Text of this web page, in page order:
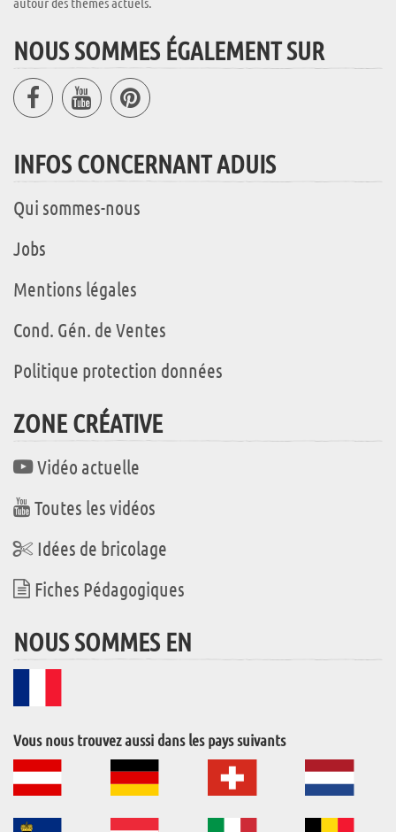
NOUS SOMMES ÉGALEMENT SUR
INFOS CONCERNANT ADUIS
Qui sommes-nous
Jobs
Mentions légales
Cond. Gén. de Ventes
Politique protection données
ZONE CRÉATIVE
Vidéo actuelle
Toutes les vidéos
Idées de bricolage
Fiches Pédagogiques
NOUS SOMMES EN
Vous nous trouvez aussi dans les pays suivants